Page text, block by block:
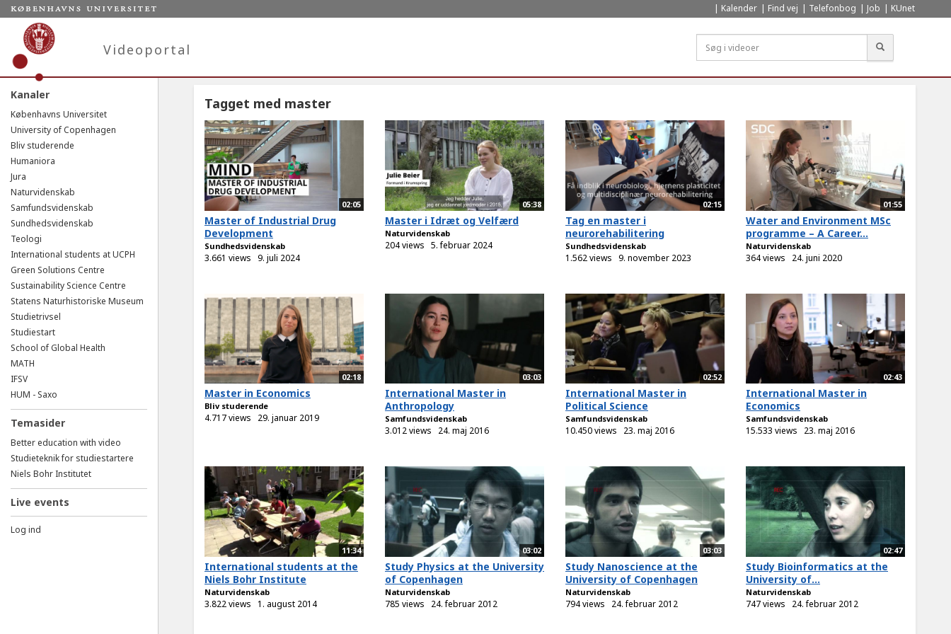
Kalender Find vej Telefonbog Job KUnet
Videoportal
Kanaler
Københavns Universitet
University of Copenhagen
Bliv studerende
Humaniora
Jura
Naturvidenskab
Samfundsvidenskab
Sundhedsvidenskab
Teologi
International students at UCPH
Green Solutions Centre
Sustainability Science Centre
Statens Naturhistoriske Museum
Studietrivsel
Studiestart
School of Global Health
MATH
IFSV
HUM - Saxo
Temasider
Better education with video
Studieteknik for studiestartere
Niels Bohr Institutet
Live events
Log ind
Tagget med master
02:05
Master of Industrial Drug
Development
Sundhedsvidenskab
3.661 views 9. juli 2024
05:38
Master i Idræt og Velfærd
Naturvidenskab
204 views 5. februar 2024
02:15
Tag en master i
neurorehabilitering
Sundhedsvidenskab
1.562 views 9. november 2023
01:55
Water and Environment MSc
programme – A Career...
Naturvidenskab
364 views 24. juni 2020
02:18
Master in Economics
Bliv studerende
4.717 views 29. januar 2019
03:03
International Master in
Anthropology
Samfundsvidenskab
3.012 views 24. maj 2016
02:52
International Master in
Political Science
Samfundsvidenskab
10.450 views 23. maj 2016
02:43
International Master in
Economics
Samfundsvidenskab
15.533 views 23. maj 2016
11:34
International students at the
Niels Bohr Institute
Naturvidenskab
3.822 views 1. august 2014
03:02
Study Physics at the University
of Copenhagen
Naturvidenskab
785 views 24. februar 2012
03:03
Study Nanoscience at the
University of Copenhagen
Naturvidenskab
794 views 24. februar 2012
02:47
Study Bioinformatics at the
University of...
Naturvidenskab
747 views 24. februar 2012